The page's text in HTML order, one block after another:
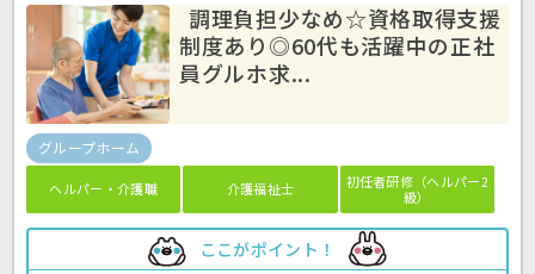
調理負担少なめ☆資格取得支援
制度あり◎60代も活躍中の正社
員グルホ求...
グループホーム
ヘルパー・介護職 介護福祉士
初任者研修（ヘルパー2
級）
ここがポイント！